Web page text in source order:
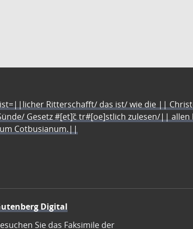
Ritterschafft/ das ist/ wie die ||
Gesetz #[et]c̃ tr#[oe]stlich zulesen/|| allen
Cotbusianum.||
Digital
Sie das Faksimile der